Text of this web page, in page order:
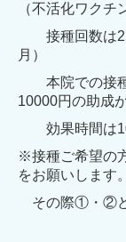
（不活化ワクチ
接種回数は2
月）
本院での接種
10000円の助成
効果時間は10
※接種ご希望の
をお願いします。
その際①・②ど